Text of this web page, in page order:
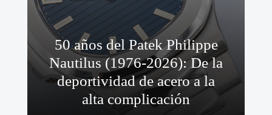
50 años del Patek Philippe
Nautilus (1976-2026): De la
deportividad de acero a la
alta complicación